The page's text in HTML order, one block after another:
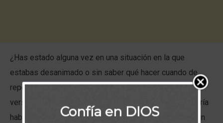
¿Has estado alguna vez en una situación en la que
estabas desanimado o sin saber qué hacer cuando de
repente te vino a la mente un versículo de la Biblia? Un
verso que no podías recordar – del Espíritu Santo. Podría
haber sido un pasaje que escuchaste de alguien hace un
Confía en DIOS